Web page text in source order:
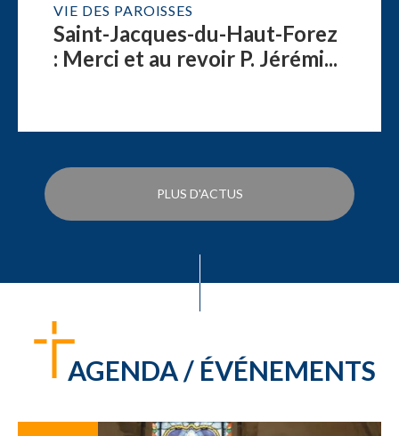
VIE DES PAROISSES
Saint-Jacques-du-Haut-Forez
: Merci et au revoir P. Jérémi...
PLUS D'ACTUS
AGENDA / ÉVÉNEMENTS